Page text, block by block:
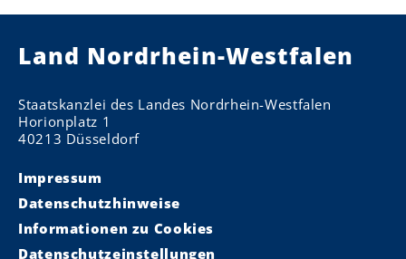
Land Nordrhein-Westfalen
Staatskanzlei des Landes Nordrhein-Westfalen
Horionplatz 1
40213 Düsseldorf
Impressum
Datenschutzhinweise
Informationen zu Cookies
Datenschutzeinstellungen